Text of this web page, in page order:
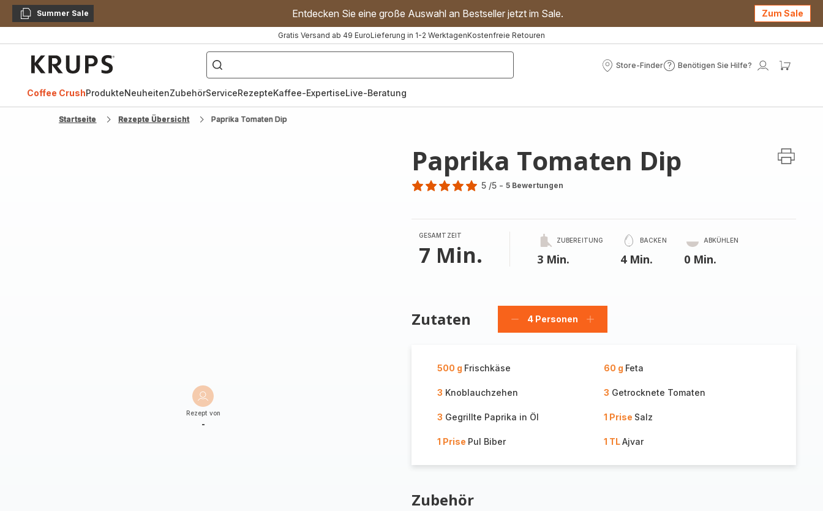
KopierenSummer Sale Entdecken Sie eine große Auswahl an Bestseller jetzt im Sale. Zum Sale
Gratis Versand ab 49 EuroLieferung in 1-2 WerktagenKostenfreie Retouren
["Kaffeevollautomat","Handmixer","Waffeleisen"]
Store-Finder
Store-
Benötigen Sie Hilfe?
Benötigen
Mein
Coffee CrushProdukteNeuheitenZubehörServiceRezepteKaffee-ExpertiseLive-Beratung
Startseite Rezepte Übersicht Paprika Tomaten Dip
Rezept von
-
Paprika Tomaten Dip
5
Sternen
(Durchschnitt)
5 /5 - 5 Bewertungen
GESAMTZEIT
7 Min.
ZUBEREITUNG
3 Min.
BACKEN
4 Min.
ABKÜHLEN
0 Min.
Zutaten
Personen
4 Personen
Personen
500 g Frischkäse 60 g Feta
3 Knoblauchzehen 3 Getrocknete Tomaten
3 Gegrillte Paprika in Öl 1 Prise Salz
1 Prise Pul Biber 1 TLAjvar
Zubehör